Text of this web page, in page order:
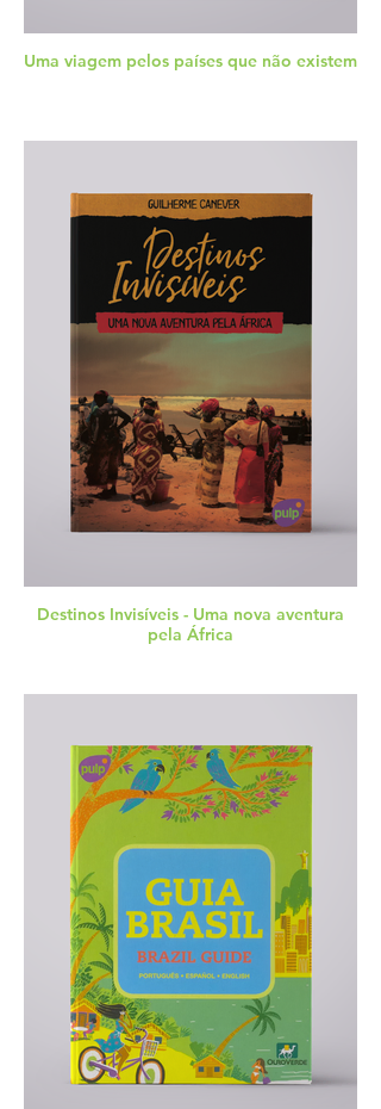
Uma viagem pelos países que não existem
Destinos Invisíveis - Uma nova aventura
pela África